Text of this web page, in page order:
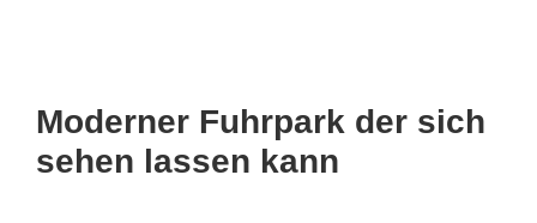
Moderner Fuhrpark der sich
sehen lassen kann